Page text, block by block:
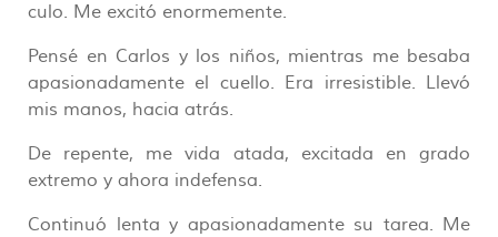
culo. Me excitó enormemente.
Pensé en Carlos y los niños, mientras me besaba
apasionadamente el cuello. Era irresistible. Llevó
mis manos, hacia atrás.
De repente, me vida atada, excitada en grado
extremo y ahora indefensa.
Continuó lenta y apasionadamente su tarea. Me